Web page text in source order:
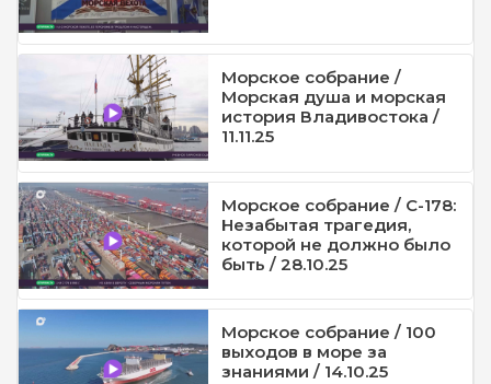
Морское собрание /
Морская душа и морская
история Владивостока /
11.11.25
Морское собрание / С-178:
Незабытая трагедия,
которой не должно было
быть / 28.10.25
Морское собрание / 100
выходов в море за
знаниями / 14.10.25